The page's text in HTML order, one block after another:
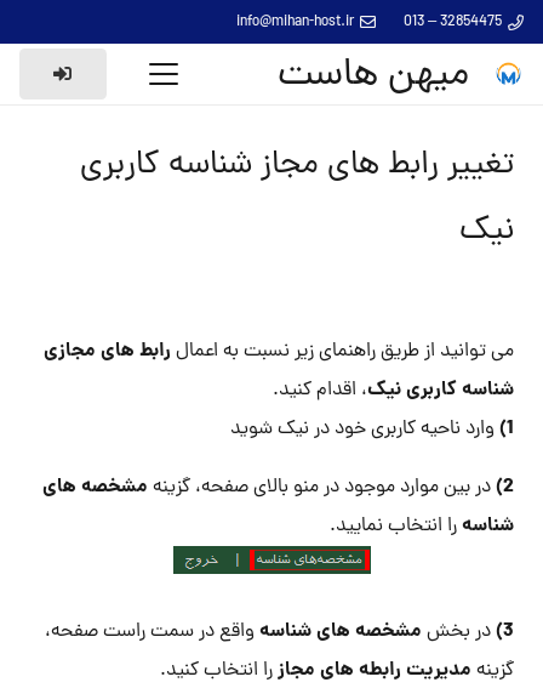
32854475 – 013
info@mihan-host.ir
میهن هاست
تغییر رابط های مجاز شناسه کاربری
نیک
می توانید از طریق راهنمای زیر نسبت به اعمال رابط های مجازی
شناسه کاربری نیک، اقدام کنید.
1) وارد ناحیه کاربری خود در نیک شوید
2) در بین موارد موجود در منو بالای صفحه، گزینه مشخصه های
شناسهرا انتخاب نمایید.
3) در بخش مشخصه های شناسه واقع در سمت راست صفحه،
گزینه مدیریت رابطه های مجازرا انتخاب کنید.